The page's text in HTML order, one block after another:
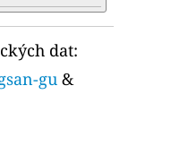
dat:
gu &